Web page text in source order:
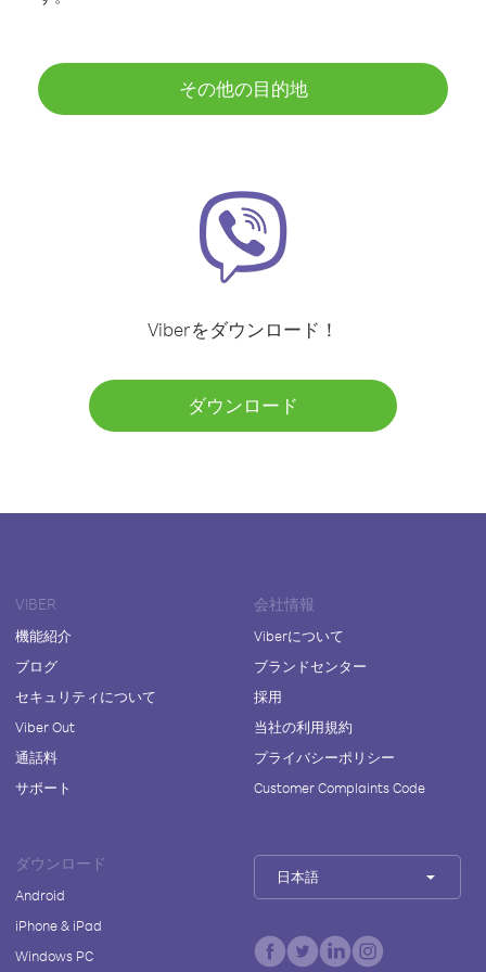
その他の目的地
Viberをダウンロード！
ダウンロード
VIBER
機能紹介
ブログ
セキュリティについて
Viber Out
通話料
サポート
会社情報
Viberについて
ブランドセンター
採用
当社の利用規約
プライバシーポリシー
Customer Complaints Code
ダウンロード
Android
iPhone & iPad
Windows PC
日本語